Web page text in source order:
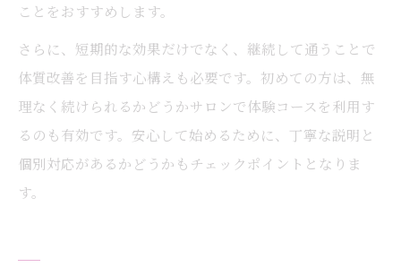
ことをおすすめします。
さらに、短期的な効果だけでなく、継続して通うことで
体質改善を目指す心構えも必要です。初めての方は、無
理なく続けられるかどうかサロンで体験コースを利用す
るのも有効です。安心して始めるために、丁寧な説明と
個別対応があるかどうかもチェックポイントとなりま
す。